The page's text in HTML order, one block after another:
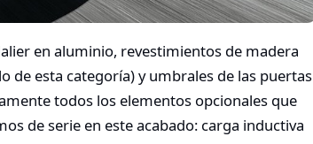
en aluminio, revestimientos de madera
de esta categoría) y umbrales de las puertas
todos los elementos opcionales que
de serie en este acabado: carga inductiva